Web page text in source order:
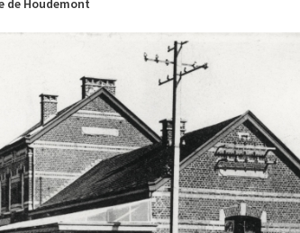
de Houdemont